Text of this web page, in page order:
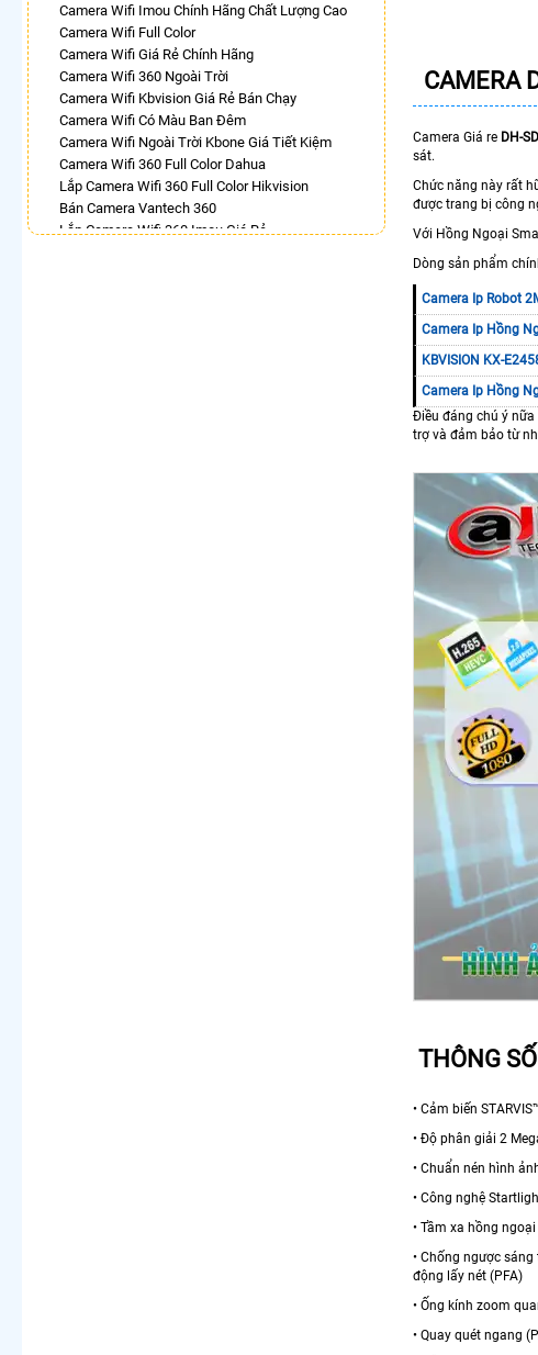
Camera Wifi Imou Chính Hãng Chất Lượng Cao
Camera Wifi Full Color
Camera Wifi Giá Rẻ Chính Hãng
Camera Wifi 360 Ngoài Trời
Camera Wifi Kbvision Giá Rẻ Bán Chạy
Camera Wifi Có Màu Ban Đêm
Camera Wifi Ngoài Trời Kbone Giá Tiết Kiệm
Camera Wifi 360 Full Color Dahua
Lắp Camera Wifi 360 Full Color Hikvision
Bán Camera Vantech 360
Lắp Camera Wifi 360 Imou Giá Rẻ
CAMERA
Camera Giá re DH-
sát.
Chức năng này rất
được trang bị công
Với Hồng Ngoại
Dòng sản phẩm
Camera Ip Robot
Camera Ip Hồng
KBVISION KX-
Camera Ip Hồng
Điều đáng chú ý nữa
trợ và đảm bảo từ
THÔNG
• Cảm biến
• Độ phân giải 2
• Chuẩn nén hình
• Công nghệ
• Tầm xa hồng
• Chống ngược sáng
động lấy nét (PFA)
• Ống kính zoom
• Quay quét ngang